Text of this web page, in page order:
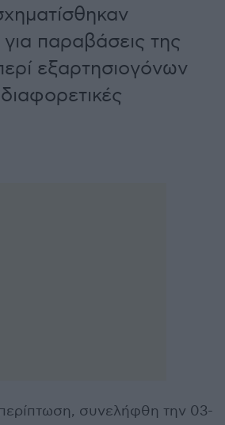
παραβάσεις της
εξαρτησιογόνων
διαφορετικές
συνελήφθη την 03-